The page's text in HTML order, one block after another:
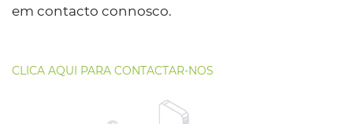
em contacto connosco.
CLICA AQUI PARA CONTACTAR-NOS